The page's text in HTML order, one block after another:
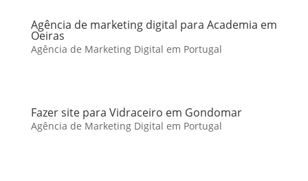
Agência de marketing digital para Academia em
Oeiras
Agência de Marketing Digital em Portugal
Fazer site para Vidraceiro em Gondomar
Agência de Marketing Digital em Portugal